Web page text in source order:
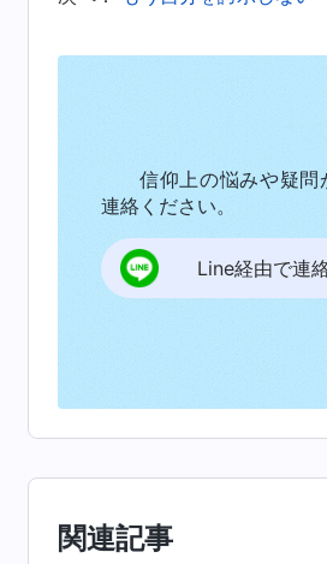
のです。ただちに手紙を
守ってくれる教会メンバ
した。誰かに守ってもら
すなわち、患
い。わたしの憐れみはそ
は誰も好まず、ましてや
質である。あなたがたに
再びわたしから寛容な扱
（
の底まで揺さぶられまし
信仰上の悩みや疑
連絡ください。
Line経由で連
関連記事